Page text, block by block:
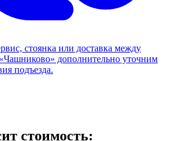
стоянка или доставка между
дополнительно уточним
подъезда.
стоимость: